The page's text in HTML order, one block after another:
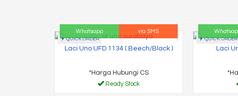
QUICK ORDER
Whatsapp via SMS
Laci Uno UFD 1134 ( Beech/Black )
*Harga Hubungi CS
Ready Stock
QUICK ORDER
Laci